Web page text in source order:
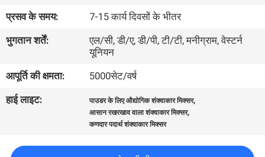
गुणवत्ता
नियंत्रण
संपर्क
करें
प्रसव के समय:
7-15 कार्य दिवसों के भीतर
भुगतान शर्तें:
एल/सी, डी/ए, डी/पी, टी/टी, मनीग्राम, वेस्टर्न
यूनियन
आपूर्ति की क्षमता:
5000सेट/वर्ष
हाई लाइट:
पाउडर के लिए औद्योगिक शंक्वाकार मिक्सर,
आसान रखरखाव वाला शंक्वाकार मिक्सर,
कणदार पदार्थ शंक्वाकार मिक्सर